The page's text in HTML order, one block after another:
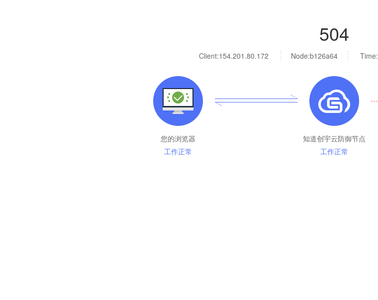
504
Client:154.201.80.172 Node:b126a64 Time:
您的浏览器
工作正常
知道创宇云防御节点
工作正常